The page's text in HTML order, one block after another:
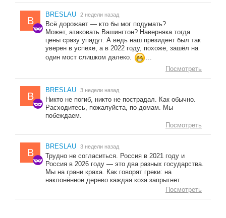
B
BRESLAU 2 недели назад
Всё дорожает — кто бы мог подумать?
Может, атаковать Вашингтон? Наверняка тогда
цены сразу упадут. А ведь наш президент был так
уверен в успехе, а в 2022 году, похоже, зашёл на
один мост слишком далеко.
...
Посмотреть
B
BRESLAU 3 недели назад
Никто не погиб, никто не пострадал. Как обычно.
Расходитесь, пожалуйста, по домам. Мы
побеждаем.
Посмотреть
B
BRESLAU 3 недели назад
Трудно не согласиться. Россия в 2021 году и
Россия в 2026 году — это два разных государства.
Мы на грани краха. Как говорят греки: на
наклонённое дерево каждая коза запрыгнет.
Посмотреть